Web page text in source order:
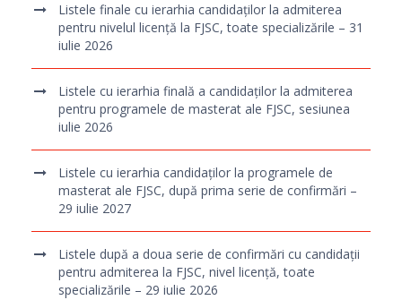
Listele finale cu ierarhia candidaților la admiterea
pentru nivelul licență la FJSC, toate specializările – 31
iulie 2026
Listele cu ierarhia finală a candidaților la admiterea
pentru programele de masterat ale FJSC, sesiunea
iulie 2026
Listele cu ierarhia candidaților la programele de
masterat ale FJSC, după prima serie de confirmări –
29 iulie 2027
Listele după a doua serie de confirmări cu candidații
pentru admiterea la FJSC, nivel licență, toate
specializările – 29 iulie 2026